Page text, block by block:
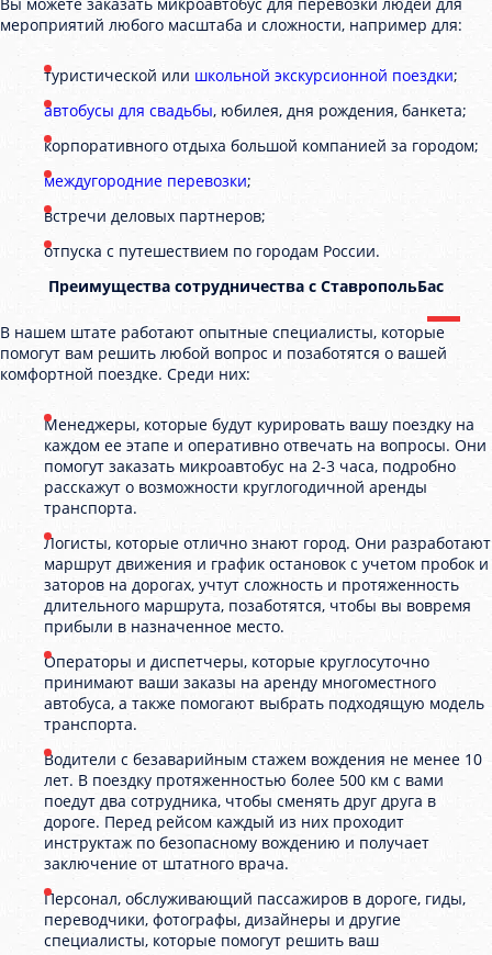
мероприятий любого масштаба и сложности, например для:
туристической или школьной экскурсионной поездки;
автобусы для свадьбы, юбилея, дня рождения, банкета;
корпоративного отдыха большой компанией за городом;
междугородние перевозки;
встречи деловых партнеров;
отпуска с путешествием по городам России.
Преимущества сотрудничества с СтавропольБас
В нашем штате работают опытные специалисты, которые
помогут вам решить любой вопрос и позаботятся о вашей
комфортной поездке. Среди них:
Менеджеры, которые будут курировать вашу поездку на
каждом ее этапе и оперативно отвечать на вопросы. Они
помогут заказать микроавтобус на 2-3 часа, подробно
расскажут о возможности круглогодичной аренды
транспорта.
Логисты, которые отлично знают город. Они разработают
маршрут движения и график остановок с учетом пробок и
заторов на дорогах, учтут сложность и протяженность
длительного маршрута, позаботятся, чтобы вы вовремя
прибыли в назначенное место.
Операторы и диспетчеры, которые круглосуточно
принимают ваши заказы на аренду многоместного
автобуса, а также помогают выбрать подходящую модель
транспорта.
Водители с безаварийным стажем вождения не менее 10
лет. В поездку протяженностью более 500 км с вами
поедут два сотрудника, чтобы сменять друг друга в
дороге. Перед рейсом каждый из них проходит
инструктаж по безопасному вождению и получает
заключение от штатного врача.
Персонал, обслуживающий пассажиров в дороге, гиды,
переводчики, фотографы, дизайнеры и другие
специалисты, которые помогут решить ваш